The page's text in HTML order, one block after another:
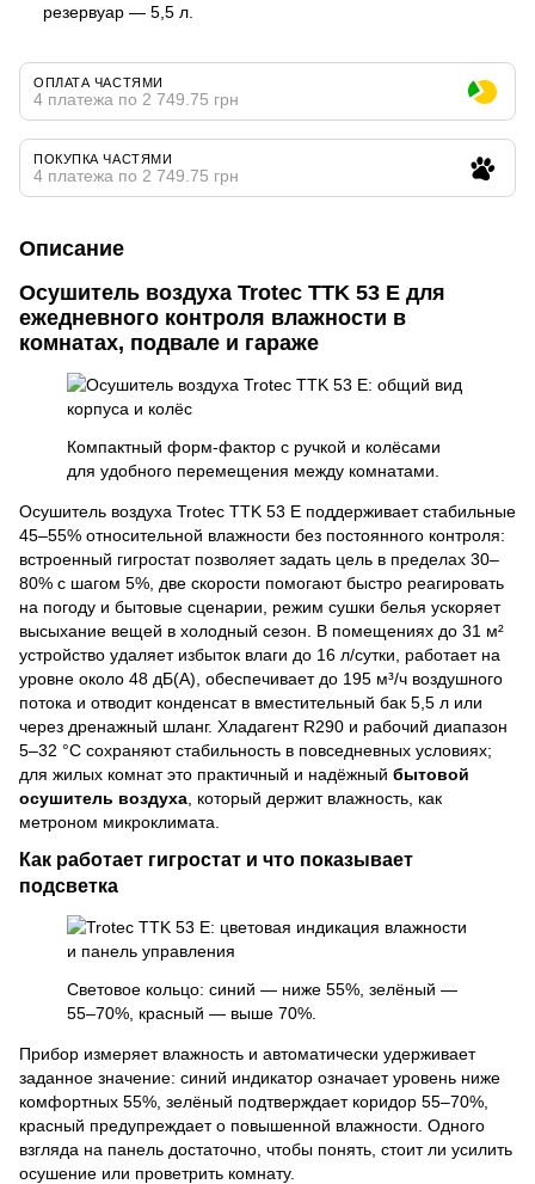
резервуар — 5,5 л.
ОПЛАТА ЧАСТЯМИ
4 платежа по 2 749.75 грн
ПОКУПКА ЧАСТЯМИ
4 платежа по 2 749.75 грн
Описание
Осушитель воздуха Trotec TTK 53 E для
ежедневного контроля влажности в
комнатах, подвале и гараже
Компактный форм-фактор с ручкой и колёсами
для удобного перемещения между комнатами.
Осушитель воздуха Trotec TTK 53 E поддерживает стабильные
45–55% относительной влажности без постоянного контроля:
встроенный гигростат позволяет задать цель в пределах 30–
80% с шагом 5%, две скорости помогают быстро реагировать
на погоду и бытовые сценарии, режим сушки белья ускоряет
высыхание вещей в холодный сезон. В помещениях до 31 м²
устройство удаляет избыток влаги до 16 л/сутки, работает на
уровне около 48 дБ(A), обеспечивает до 195 м³/ч воздушного
потока и отводит конденсат в вместительный бак 5,5 л или
через дренажный шланг. Хладагент R290 и рабочий диапазон
5–32 °C сохраняют стабильность в повседневных условиях;
для жилых комнат это практичный и надёжный бытовой
осушитель воздуха , который держит влажность, как
метроном микроклимата.
Как работает гигростат и что показывает
подсветка
Световое кольцо: синий — ниже 55%, зелёный —
55–70%, красный — выше 70%.
Прибор измеряет влажность и автоматически удерживает
заданное значение: синий индикатор означает уровень ниже
комфортных 55%, зелёный подтверждает коридор 55–70%,
красный предупреждает о повышенной влажности. Одного
взгляда на панель достаточно, чтобы понять, стоит ли усилить
осушение или проветрить комнату.